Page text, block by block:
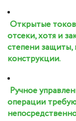
Открытые
отсеки, хотя и
степени защиты,
конструкции.
Ручное
операции